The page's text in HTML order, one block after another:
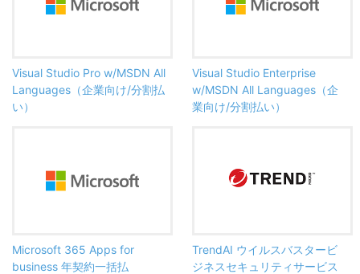
Visual Studio Pro w/MSDN All
Languages（企業向け/分割払
い）
Visual Studio Enterprise
w/MSDN All Languages（企
業向け/分割払い）
Microsoft 365 Apps for
business 年契約一括払
TrendAI ウイルスバスタービ
ジネスセキュリティサービス